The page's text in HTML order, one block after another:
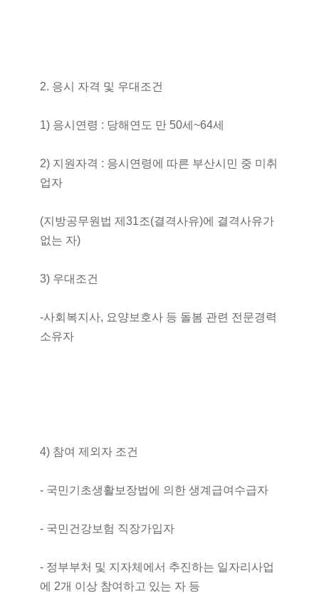
2. 응시 자격 및 우대조건
1) 응시연령 : 당해연도 만 50세~64세
2) 지원자격 : 응시연령에 따른 부산시민 중 미취
업자
(지방공무원법 제31조(결격사유)에 결격사유가
없는 자)
3) 우대조건
-사회복지사, 요양보호사 등 돌봄 관련 전문경력
소유자
4) 참여 제외자 조건
- 국민기초생활보장법에 의한 생계급여수급자
- 국민건강보험 직장가입자
- 정부부처 및 지자체에서 추진하는 일자리사업
에 2개 이상 참여하고 있는 자 등